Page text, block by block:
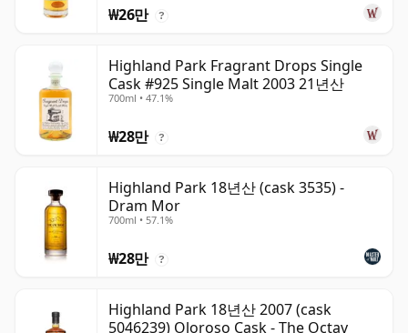
₩26만 ?
Highland Park Fragrant Drops Single
Cask #925 Single Malt 2003 21년산
700ml • 47.1%
₩28만 ?
Highland Park 18년산 (cask 3535) -
Dram Mor
700ml • 57.1%
₩28만 ?
Highland Park 18년산 2007 (cask
5046239) Oloroso Cask - The Octav